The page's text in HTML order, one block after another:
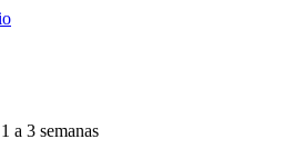
a 3 semanas